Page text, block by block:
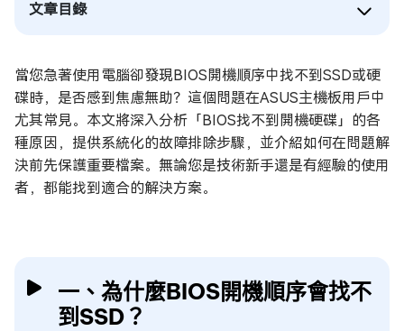
文章目錄
當您急著使用電腦卻發現BIOS開機順序中找不到SSD或硬
碟時，是否感到焦慮無助？這個問題在ASUS主機板用戶中
尤其常見。本文將深入分析「BIOS找不到開機硬碟」的各
種原因，提供系統化的故障排除步驟，並介紹如何在問題解
決前先保護重要檔案。無論您是技術新手還是有經驗的使用
者，都能找到適合的解決方案。
一、為什麼BIOS開機順序會找不
到SSD？